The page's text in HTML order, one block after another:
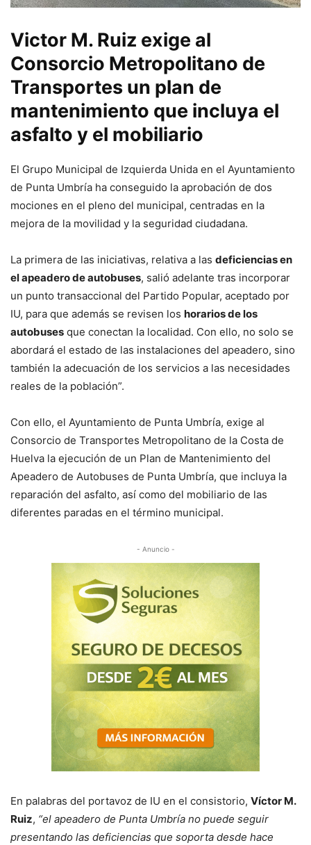
Victor M. Ruiz exige al
Consorcio Metropolitano de
Transportes un plan de
mantenimiento que incluya el
asfalto y el mobiliario
El Grupo Municipal de Izquierda Unida en el Ayuntamiento
de Punta Umbría ha conseguido la aprobación de dos
mociones en el pleno del municipal, centradas en la
mejora de la movilidad y la seguridad ciudadana.
La primera de las iniciativas, relativa a las deficiencias en
el apeadero de autobuses, salió adelante tras incorporar
un punto transaccional del Partido Popular, aceptado por
IU, para que además se revisen los horarios de los
autobuses que conectan la localidad. Con ello, no solo se
abordará el estado de las instalaciones del apeadero, sino
también la adecuación de los servicios a las necesidades
reales de la población”.
Con ello, el Ayuntamiento de Punta Umbría, exige al
Consorcio de Transportes Metropolitano de la Costa de
Huelva la ejecución de un Plan de Mantenimiento del
Apeadero de Autobuses de Punta Umbría, que incluya la
reparación del asfalto, así como del mobiliario de las
diferentes paradas en el término municipal.
- Anuncio -
En palabras del portavoz de IU en el consistorio, Víctor M.
Ruiz, “el apeadero de Punta Umbría no puede seguir
presentando las deficiencias que soporta desde hace